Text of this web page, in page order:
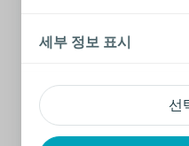
선
세부 정보 표시
자외선 보호 효과는 렌즈의
안이나 렌즈에 적용된 눈에
낮 시간 동안 밖에서는 선
선글라스는 성인만큼 어린